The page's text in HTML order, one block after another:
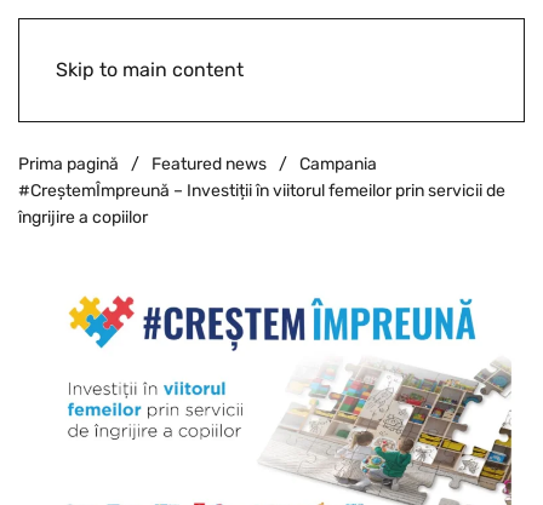
Skip to main content
Prima pagină Featured news
Campania
#CreștemÎmpreună – Investiții în viitorul femeilor prin servicii de
îngrijire a copiilor